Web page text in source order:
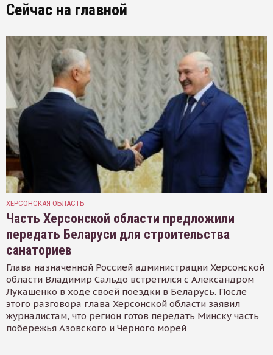
Сейчас на главной
ХЕРСОНСКАЯ ОБЛАСТЬ
Часть Херсонской области предложили
передать Беларуси для строительства
санаториев
Глава назначенной Россией администрации Херсонской
области Владимир Сальдо встретился с Александром
Лукашенко в ходе своей поездки в Беларусь. После
этого разговора глава Херсонской области заявил
журналистам, что регион готов передать Минску часть
побережья Азовского и Черного морей